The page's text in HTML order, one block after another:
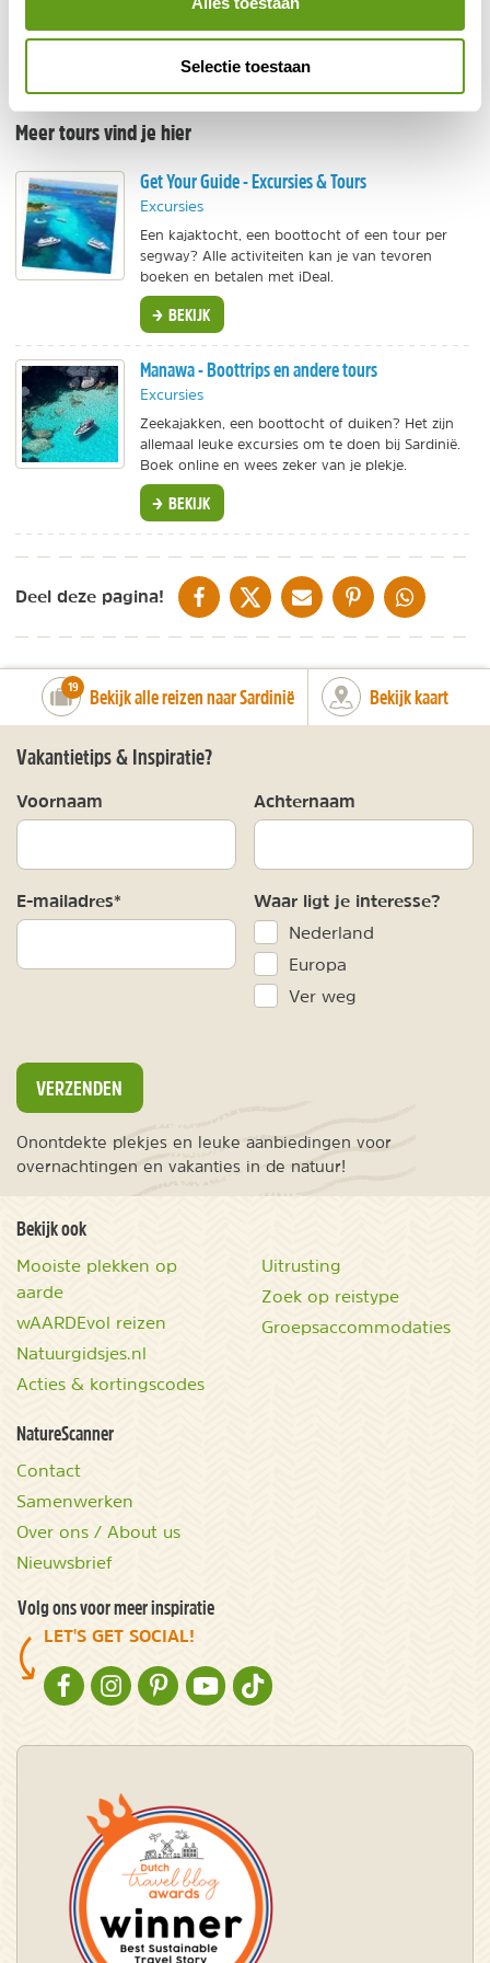
Selectie toestaan
Tips voor leuke excursies en actieve reizen
Meer tours vind je hier
Get Your Guide - Excursies & Tours
Excursies
Een kajaktocht, een boottocht of een tour per
segway? Alle activiteiten kan je van tevoren
boeken en betalen met iDeal.
BEKIJK
Manawa - Boottrips en andere tours
Excursies
Zeekajakken, een boottocht of duiken? Het zijn
allemaal leuke excursies om te doen bij Sardinië.
Boek online en wees zeker van je plekje.
BEKIJK
Deel deze pagina! DELEN OP FACEBOOK
DELEN OP XDELEN VIA DE MAIL
DELEN OP PINTEREST
DELEN OP
number_of_trips:
19 Bekijk alle reizen naar Sardinië Bekijk kaart
Vakantietips & Inspiratie?
Voornaam Achternaam
E-mailadres* Waar ligt je interesse?
Nederland
Europa
Ver weg
VERZENDEN
Onontdekte plekjes en leuke aanbiedingen voor
overnachtingen en vakanties in de natuur!
Bekijk ook
Mooiste plekken op
aarde
wAARDEvol reizen
Natuurgidsjes.nl
Acties & kortingscodes
Uitrusting
Zoek op reistype
Groepsaccommodaties
NatureScanner
Contact
Samenwerken
Over ons / About us
Nieuwsbrief
Volg ons voor meer inspiratie
LET'S GET SOCIAL!
NATURESCANNER OP FACEBOOK
NATURESCANNER OP INSTAGRAM
NATURESCANNER OP PINTEREST
NATURESCANNER OP YOUTUBE
NATURESCANNER OP TIKTOK